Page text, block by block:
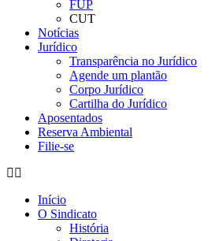
FUP
CUT
Notícias
Jurídico
Transparência no Jurídico
Agende um plantão
Corpo Jurídico
Cartilha do Jurídico
Aposentados
Reserva Ambiental
Filie-se
Início
O Sindicato
História